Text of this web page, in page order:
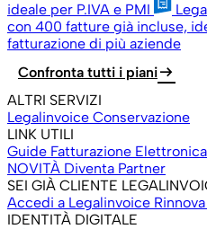
ideale per P.IVA e PMI
con 400 fatture già incluse,
fatturazione di più aziende
Confronta tutti i pianiarrow_right_alt
ALTRI SERVIZI
Legalinvoice Conservazione
LINK UTILI
Guide Fatturazione Elettronica
NOVITÀ Diventa Partner
SEI GIÀ CLIENTE
Accedi a Legalinvoice
IDENTITÀ DIGITALE